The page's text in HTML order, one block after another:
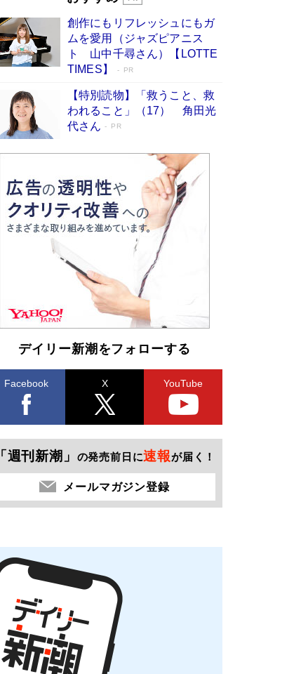
Book Bang
「不意に涙が出そうに…」高嶋政伸が明かし
た“13歳の娘を暴行する役”への葛藤 インティマ
シーコーディネーターに支えられたNHK『大奥』
創作にもリフレッシュにもガ
ムを愛用（ジャズピアニス
ト 山中千尋さん）【LOTTE
TIMES】
PR
【特別読物】「救うこと、救
われること」（17） 角田光
代さん
PR
デイリー新潮をフォローする
Facebook X YouTube
「週刊新潮」 の発売前日に速報が届く！
メールマガジン登録